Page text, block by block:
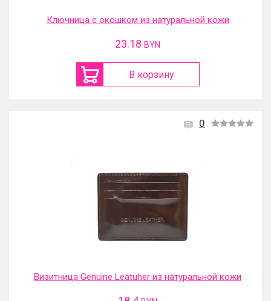
Ключница с окошком из натуральной кожи
23.18 BYN
В корзину
0
Визитница Genuine Leatuher из натуральной кожи